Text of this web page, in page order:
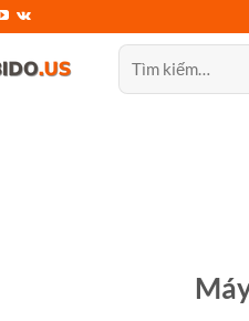
Tìm
kiếm: